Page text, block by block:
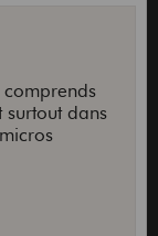
surtout dans